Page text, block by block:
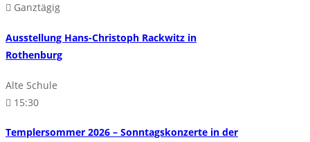
Ganztägig
Ausstellung Hans-Christoph Rackwitz in
Rothenburg
Alte Schule
15:30
Templersommer 2026 – Sonntagskonzerte in der